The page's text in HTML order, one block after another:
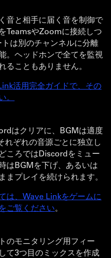
音と相手に届く音を制御で
TeamsやZoomに接続しつ
は別のチャンネルに分離
。ヘッドホンで全てを監視
こともありません。
活用完全ガイドで、その
はクリアに、BGMは適度
れぞれの音源ごとに独立し
ころではDiscordをミュー
はBGMを下げ、あるいは
プレイを続けられます。
は、Wave Linkをゲームに
ご覧ください。
のモニタリング用フィー
て3つ目のミックスを作成